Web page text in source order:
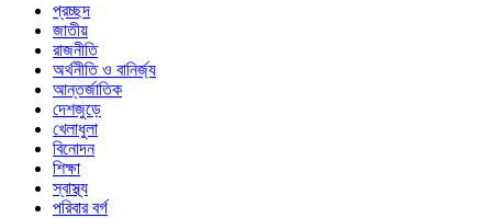
প্রচ্ছদ
জাতীয়
রাজনীতি
অর্থনীতি ও বানির্জ্য
আন্তর্জাতিক
দেশজুড়ে
খেলাধুলা
বিনোদন
শিক্ষা
স্বাস্থ্য
পরিবার বর্গ